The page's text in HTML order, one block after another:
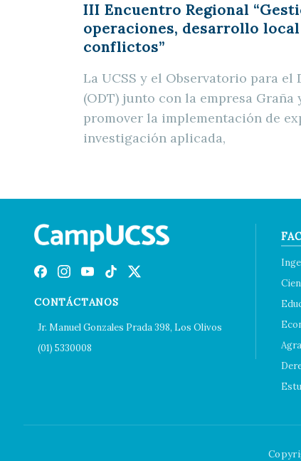
III Encuentro Regional
operaciones, desarrollo
conflictos”
La UCSS y el Observatorio para
(ODT) junto con la empresa Graña
promover la implementación de
investigación aplicada,
CONTÁCTANOS
Jr. Manuel Gonzales Prada 398, Los Olivos
(01) 5330008